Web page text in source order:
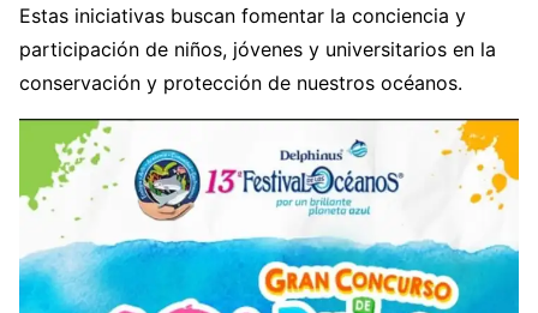
Estas iniciativas buscan fomentar la conciencia y
participación de niños, jóvenes y universitarios en la
conservación y protección de nuestros océanos.